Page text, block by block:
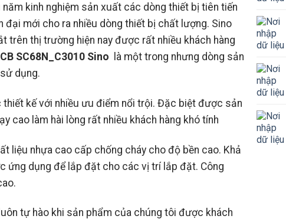
kinh nghiệm sản xuất các dòng thiết bị tiên tiến
đại mới cho ra nhiều dòng thiết bị chất lượng. Sino
thị trường hiện nay được rất nhiều khách hàng
SC68N_C3010 Sino
là một trong nhưng dòng sản
dụng.
kế với nhiều ưu điểm nổi trội. Đặc biệt được sản
cao làm hài lòng rất nhiều khách hàng khó tính
liệu nhựa cao cấp chống cháy cho độ bền cao. Khả
ứng dụng để lắp đặt cho các vị trí lắp đặt. Công
luôn tự hào khi sản phẩm của chúng tôi được khách